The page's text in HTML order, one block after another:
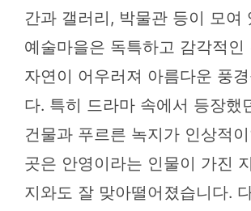
간과 갤러리, 박물관 등이 모여
예술마을은 독특하고 감각적인
자연이 어우러져 아름다운 풍
다. 특히 드라마 속에서 등장했
건물과 푸르른 녹지가 인상적
곳은 안영이라는 인물이 가진
지와도 잘 맞아떨어졌습니다.